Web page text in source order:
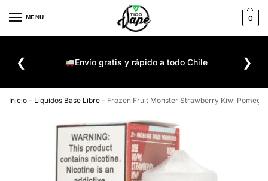
MENU 0
❮ Envío gratis y rápido a todo Chile ❯
Inicio - Líquidos Base Libre - Frozen Fruit Monster Strawberry Kiwi